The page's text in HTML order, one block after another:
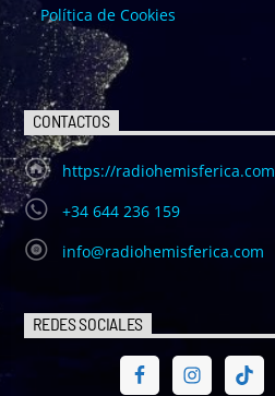
Política de Cookies
CONTACTOS
https://radiohemisferica.com
+34 644 236 159
info@radiohemisferica.com
REDES SOCIALES